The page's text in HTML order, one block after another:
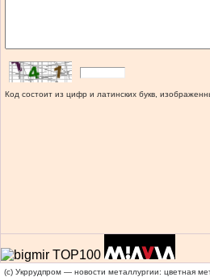
Код состоит из цифр и латинских букв,
(c) Укррудпром — новости металлургии: цветная